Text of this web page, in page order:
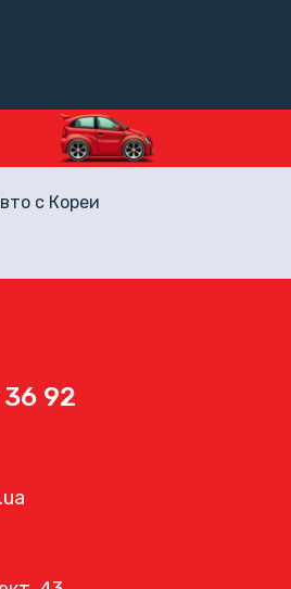
92
с Кореи